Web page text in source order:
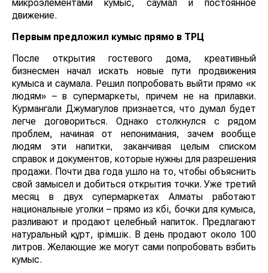
микроэлементами кумыс, саумал и постоянное
движение.
Первым предложил кумыс прямо в ТРЦ
После открытия гостевого дома, креативный
бизнесмен начал искать новые пути продвижения
кумыса и саумала. Решил попробовать выйти прямо «к
людям» – в супермаркеты, причем не на прилавки.
Курмангали Джумагулов признается, что думал будет
легче договориться. Однако столкнулся с рядом
проблем, начиная от непонимания, зачем вообще
людям эти напитки, заканчивая целым списком
справок и документов, которые нужны для разрешения
продажи. Почти два года ушло на то, чтобы объяснить
свой замысел и добиться открытия точки. Уже третий
месяц в двух супермаркетах Алматы работают
национальные уголки – прямо из күбі, бочки для кумыса,
разливают и продают целебный напиток. Предлагают
натуральный құрт, ірімшік. В день продают около 100
литров. Желающие же могут сами попробовать взбить
кумыс.